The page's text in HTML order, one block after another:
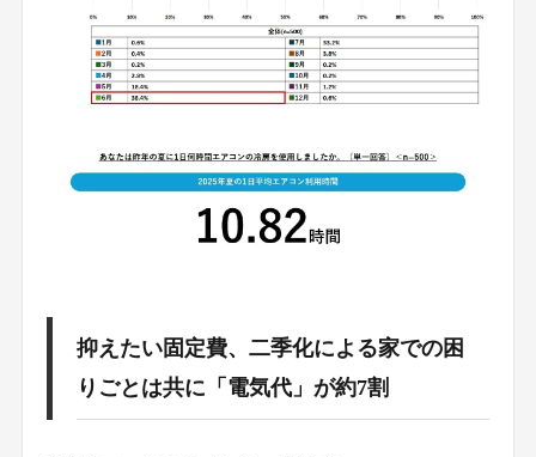
抑えたい固定費、二季化による家での困
りごとは共に「電気代」が約7割